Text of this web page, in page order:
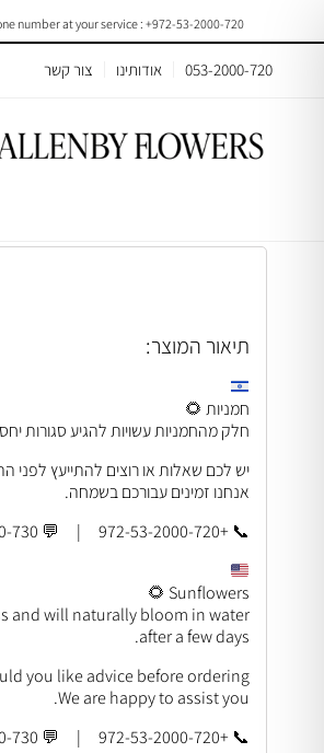
at your service : +972-53-2000-720
053-2000-720 אודותינו צור קשר
תיאור המוצר:
חמניות 🌻
חלק מהחמניות עשויות להגיע סגורות
יש לכם שאלות או רוצים להתייעץ לפני
אנחנו זמינים עבורכם בשמחה.
📞 +972-53-2000-720 | 💬 WhatsApp: +972-53-2000-730
Sunflowers 🌻
and will naturally bloom in water
after a few days.
you like advice before ordering?
We are happy to assist you.
📞 +972-53-2000-720 | 💬 WhatsApp: +972-53-2000-730